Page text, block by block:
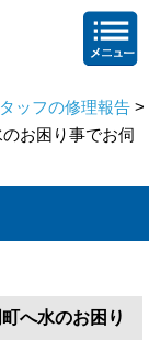
ッフの修理報告 >
お困り事でお伺
へ水のお困り